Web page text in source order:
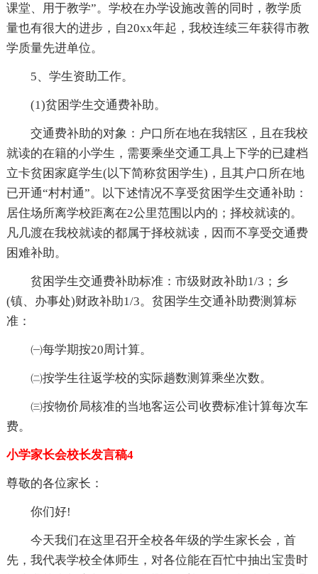
课堂、用于教学”。学校在办学设施改善的同时，教学质
量也有很大的进步，自20xx年起，我校连续三年获得市教
学质量先进单位。
5、学生资助工作。
(1)贫困学生交通费补助。
交通费补助的对象：户口所在地在我辖区，且在我校
就读的在籍的小学生，需要乘坐交通工具上下学的已建档
立卡贫困家庭学生(以下简称贫困学生)，且其户口所在地
已开通“村村通”。以下述情况不享受贫困学生交通补助：
居住场所离学校距离在2公里范围以内的；择校就读的。
凡几渡在我校就读的都属于择校就读，因而不享受交通费
困难补助。
贫困学生交通费补助标准：市级财政补助1/3；乡
(镇、办事处)财政补助1/3。贫困学生交通补助费测算标
准：
㈠每学期按20周计算。
㈡按学生往返学校的实际趟数测算乘坐次数。
㈢按物价局核准的当地客运公司收费标准计算每次车
费。
小学家长会校长发言稿4
尊敬的各位家长：
你们好!
今天我们在这里召开全校各年级的学生家长会，首
先，我代表学校全体师生，对各位能在百忙中抽出宝贵时